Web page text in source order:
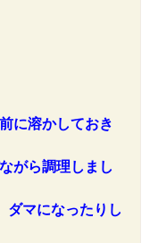
に溶かしておき
がら調理しまし
マになったりし